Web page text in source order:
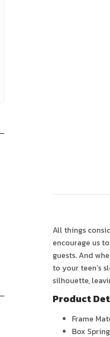
All things
encourage us
guests. And
to your teen’s
silhouette,
Product
Frame
Box